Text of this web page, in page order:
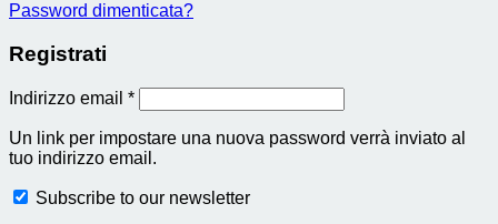
Password dimenticata?
Registrati
Indirizzo email *Richiesto
Un link per impostare una nuova password verrà inviato al
tuo indirizzo email.
Subscribe to our newsletter